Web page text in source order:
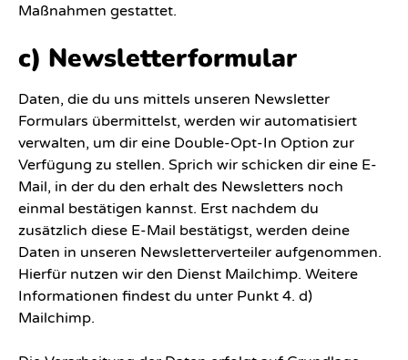
Maßnahmen gestattet.
c) Newsletterformular
Daten, die du uns mittels unseren Newsletter
Formulars übermittelst, werden wir automatisiert
verwalten, um dir eine Double-Opt-In Option zur
Verfügung zu stellen. Sprich wir schicken dir eine E-
Mail, in der du den erhalt des Newsletters noch
einmal bestätigen kannst. Erst nachdem du
zusätzlich diese E-Mail bestätigst, werden deine
Daten in unseren Newsletterverteiler aufgenommen.
Hierfür nutzen wir den Dienst Mailchimp. Weitere
Informationen findest du unter Punkt 4. d)
Mailchimp.